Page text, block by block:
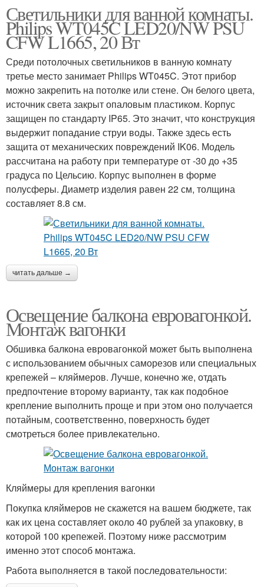
Светильники для ванной комнаты.
Philips WT045C LED20/NW PSU
CFW L1665, 20 Вт
Среди потолочных светильников в ванную комнату
третье место занимает Philips WT045C. Этот прибор
можно закрепить на потолке или стене. Он белого цвета,
источник света закрыт опаловым пластиком. Корпус
защищен по стандарту IP65. Это значит, что конструкция
выдержит попадание струи воды. Также здесь есть
защита от механических повреждений IK06. Модель
рассчитана на работу при температуре от -30 до +35
градуса по Цельсию. Корпус выполнен в форме
полусферы. Диаметр изделия равен 22 см, толщина
составляет 8.8 см.
читать дальше →
Освещение балкона евровагонкой.
Монтаж вагонки
Обшивка балкона евровагонкой может быть выполнена
с использованием обычных саморезов или специальных
крепежей – кляймеров. Лучше, конечно же, отдать
предпочтение второму варианту, так как подобное
крепление выполнить проще и при этом оно получается
потайным, соответственно, поверхность будет
смотреться более привлекательно.
Кляймеры для крепления вагонки
Покупка кляймеров не скажется на вашем бюджете, так
как их цена составляет около 40 рублей за упаковку, в
которой 100 крепежей. Поэтому ниже рассмотрим
именно этот способ монтажа.
Работа выполняется в такой последовательности: